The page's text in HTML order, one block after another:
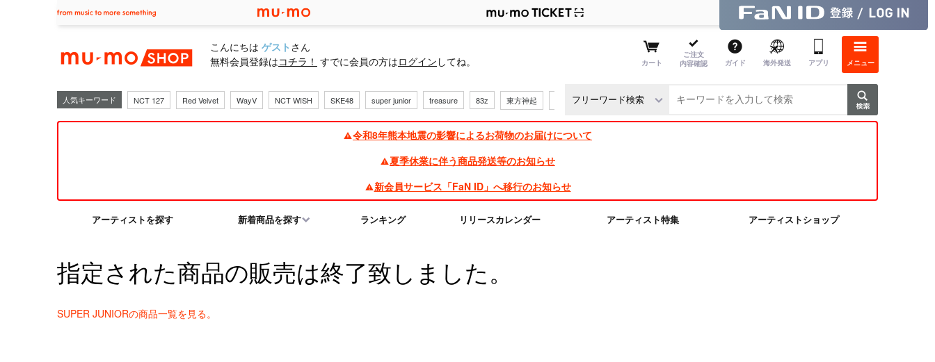
mu-moショップ
こんにちは ゲスト さん
無料会員登録はコチラ！ すでに会員の方はログイン してね。 カート
ご注文
内容確認
ガイド 海外発送 アプリ メニュー
人気キーワード NCT 127 Red Velvet WayV NCT WISH SKE48 super junior treasure 83z 東方神起 三代目
令和8年熊本地震の影響によるお荷物のお届けについて
夏季休業に伴う商品発送等のお知らせ
新会員サービス「FaN ID」へ移行のお知らせ
アーティストを探す 新着商品を探す ランキング リリースカレンダー アーティスト特集 アーティストショップ
指定された商品の販売は終了致しました。
SUPER JUNIORの商品一覧を見る。